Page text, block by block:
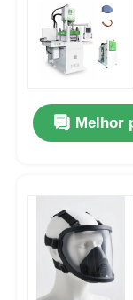
Melhor